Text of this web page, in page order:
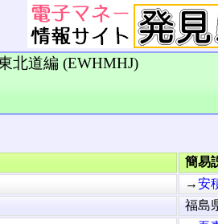
北道編 (EWHMHJ)
簡易
→安
福島